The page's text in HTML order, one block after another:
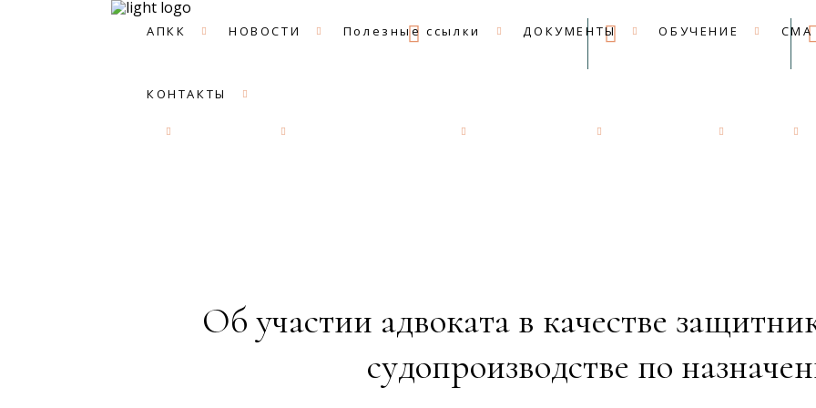
09:00 - 18:00 mail@apkk.ru
АПКК НОВОСТИ Полезные ссылки ДОКУМЕНТЫ ОБУЧЕНИЕ СМА
КОНТАКТЫ
Об участии адвоката в качестве
судопроизводстве по